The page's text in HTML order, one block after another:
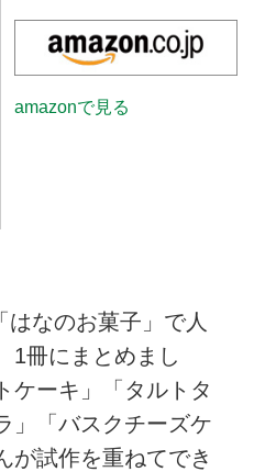
amazonで見る
なのお菓子」で人
1冊にまとめまし
ケーキ」「タルトタ
」「バスクチーズケ
が試作を重ねてでき